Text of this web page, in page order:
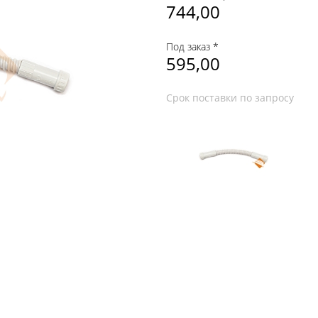
744,00
Под заказ *
595,00
Срок поставки по запросу